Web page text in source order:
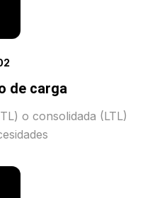
de carga
o consolidada (LTL)